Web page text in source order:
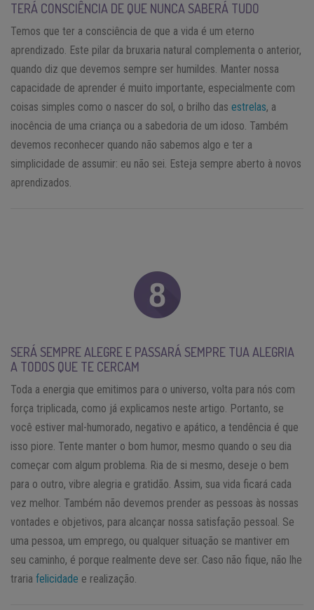
TERÁ CONSCIÊNCIA DE QUE NUNCA SABERÁ TUDO
Temos que ter a consciência de que a vida é um eterno
aprendizado. Este pilar da bruxaria natural complementa o anterior,
quando diz que devemos sempre ser humildes. Manter nossa
capacidade de aprender é muito importante, especialmente com
coisas simples como o nascer do sol, o brilho das estrelas, a
inocência de uma criança ou a sabedoria de um idoso. Também
devemos reconhecer quando não sabemos algo e ter a
simplicidade de assumir: eu não sei. Esteja sempre aberto à novos
aprendizados.
SERÁ SEMPRE ALEGRE E PASSARÁ SEMPRE TUA ALEGRIA
A TODOS QUE TE CERCAM
Toda a energia que emitimos para o universo, volta para nós com
força triplicada, como já explicamos neste artigo. Portanto, se
você estiver mal-humorado, negativo e apático, a tendência é que
isso piore. Tente manter o bom humor, mesmo quando o seu dia
começar com algum problema. Ria de si mesmo, deseje o bem
para o outro, vibre alegria e gratidão. Assim, sua vida ficará cada
vez melhor. Também não devemos prender as pessoas às nossas
vontades e objetivos, para alcançar nossa satisfação pessoal. Se
uma pessoa, um emprego, ou qualquer situação se mantiver em
seu caminho, é porque realmente deve ser. Caso não fique, não lhe
traria felicidade e realização.